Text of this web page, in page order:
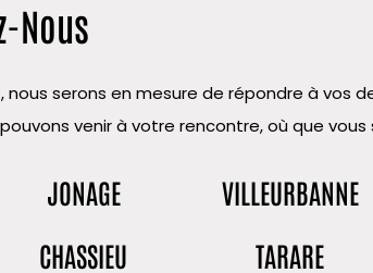
Nous
serons en mesure de répondre à vos
venir à votre rencontre, où que vous
JONAGE
CHASSIEU
VILLEURBANNE
TARARE